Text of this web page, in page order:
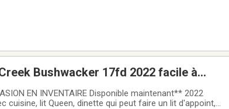
Bushwacker 17fd 2022 facile à
toilette/douche, peut coucher 4
Disponible maintenant** 2022
cuisine, lit Queen, dinette qui peut faire un lit d'appoint,